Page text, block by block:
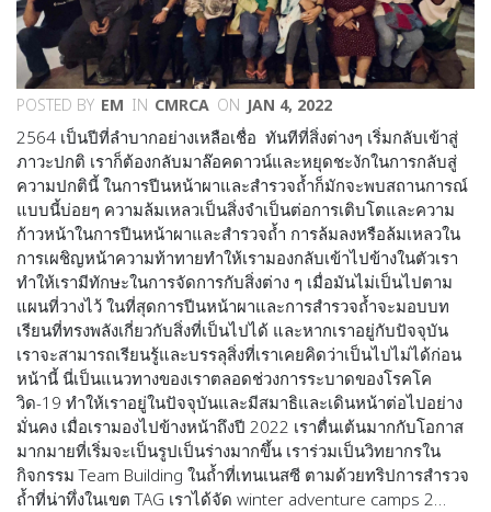
POSTED BY EM IN CMRCA ON JAN 4, 2022
2564 เป็นปีที่ลำบากอย่างเหลือเชื่อ ทันทีที่สิ่งต่างๆ เริ่มกลับเข้าสู่
ภาวะปกติ เราก็ต้องกลับมาล๊อคดาวน์และหยุดชะงักในการกลับสู่
ความปกตินี้ ในการปีนหน้าผาและสำรวจถ้ำก็มักจะพบสถานการณ์
แบบนี้บ่อยๆ ความล้มเหลวเป็นสิ่งจำเป็นต่อการเติบโตและความ
ก้าวหน้าในการปีนหน้าผาและสำรวจถ้ำ การล้มลงหรือล้มเหลวใน
การเผชิญหน้าความท้าทายทำให้เรามองกลับเข้าไปข้างในตัวเรา
ทำให้เรามีทักษะในการจัดการกับสิ่งต่าง ๆ เมื่อมันไม่เป็นไปตาม
แผนที่วางไว้ ในที่สุดการปีนหน้าผาและการสำรวจถ้ำจะมอบบท
เรียนที่ทรงพลังเกี่ยวกับสิ่งที่เป็นไปได้ และหากเราอยู่กับปัจจุบัน
เราจะสามารถเรียนรู้และบรรลุสิ่งที่เราเคยคิดว่าเป็นไปไม่ได้ก่อน
หน้านี้ นี่เป็นแนวทางของเราตลอดช่วงการระบาดของโรคโค
วิด-19 ทำให้เราอยู่ในปัจจุบันและมีสมาธิและเดินหน้าต่อไปอย่าง
มั่นคง เมื่อเรามองไปข้างหน้าถึงปี 2022 เราตื่นเต้นมากกับโอกาส
มากมายที่เริ่มจะเป็นรูปเป็นร่างมากขึ้น เราร่วมเป็นวิทยากรใน
กิจกรรม Team Building ในถ้ำที่เทนเนสซี ตามด้วยทริปการสำรวจ
ถ้ำที่น่าทึ่งในเขต TAG เราได้จัด winter adventure camps 2…